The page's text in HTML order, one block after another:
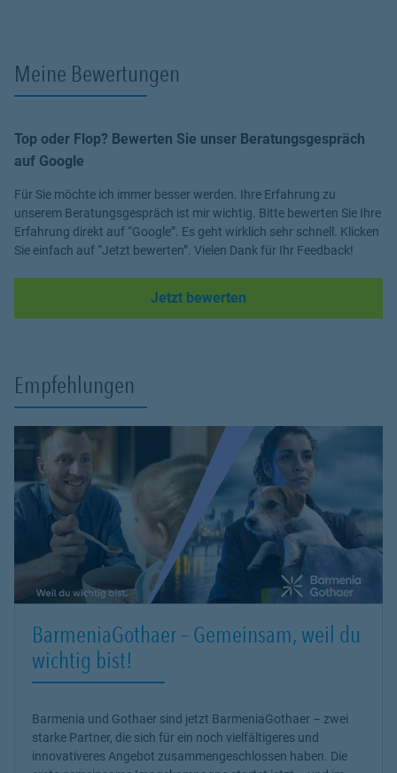
Meine Bewertungen
Top oder Flop? Bewerten Sie unser Beratungsgespräch
auf Google
Für Sie möchte ich immer besser werden. Ihre Erfahrung zu
unserem Beratungsgespräch ist mir wichtig. Bitte bewerten Sie Ihre
Erfahrung direkt auf “Google”. Es geht wirklich sehr schnell. Klicken
Sie einfach auf “Jetzt bewerten”. Vielen Dank für Ihr Feedback!
Jetzt bewerten
Empfehlungen
BarmeniaGothaer – Gemeinsam, weil du
wichtig bist!
Barmenia und Gothaer sind jetzt BarmeniaGothaer – zwei
starke Partner, die sich für ein noch vielfältigeres und
innovativeres Angebot zusammengeschlossen haben. Die